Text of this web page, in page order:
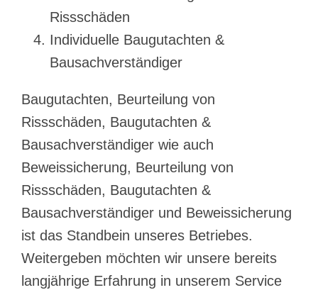
Rissschäden
Individuelle Baugutachten &
Bausachverständiger
Baugutachten, Beurteilung von
Rissschäden, Baugutachten &
Bausachverständiger wie auch
Beweissicherung, Beurteilung von
Rissschäden, Baugutachten &
Bausachverständiger und Beweissicherung
ist das Standbein unseres Betriebes.
Weitergeben möchten wir unsere bereits
langjährige Erfahrung in unserem Service